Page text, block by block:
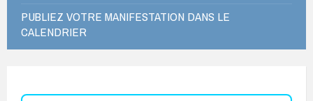
PUBLIEZ VOTRE MANIFESTATION DANS LE
CALENDRIER